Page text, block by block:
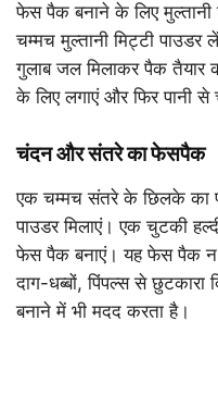
फेस पैक बनाने के लिए मुल्तानी
चम्मच मुल्तानी मिट्टी
गुलाब जल मिलाकर पैक
के लिए लगाएं और फिर पानी
चंदन और संतरे का फेसपैक
एक चम्मच संतरे के छिलके का
पाउडर मिलाएं। एक चुटकी
फेस पैक बनाएं। यह फेस पैक न
दाग-धब्बों, पिंपल्स से छुटकारा
बनाने में भी मदद करता है।